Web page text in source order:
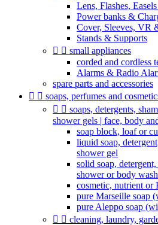
Lens, Flashes,
Power banks &
Cover, Sleeves, VR
Stands & Supports
  small appliances
corded and cordless
Alarms & Radio
spare parts and accessories
  soaps, perfumes and
  soaps, detergents,
shower gels | face, body
soap block, loaf or
liquid soap,
shower gel
solid soap,
shower or body wash
cosmetic, nutrient or
pure Marseille soap
pure Aleppo soap
  cleaning, laundry,